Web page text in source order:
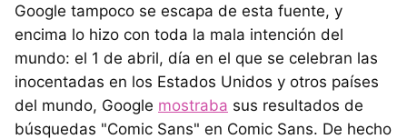
Google tampoco se escapa de esta fuente, y
encima lo hizo con toda la mala intención del
mundo: el 1 de abril, día en el que se celebran las
inocentadas en los Estados Unidos y otros países
del mundo, Google mostraba sus resultados de
búsquedas "Comic Sans" en Comic Sans. De hecho